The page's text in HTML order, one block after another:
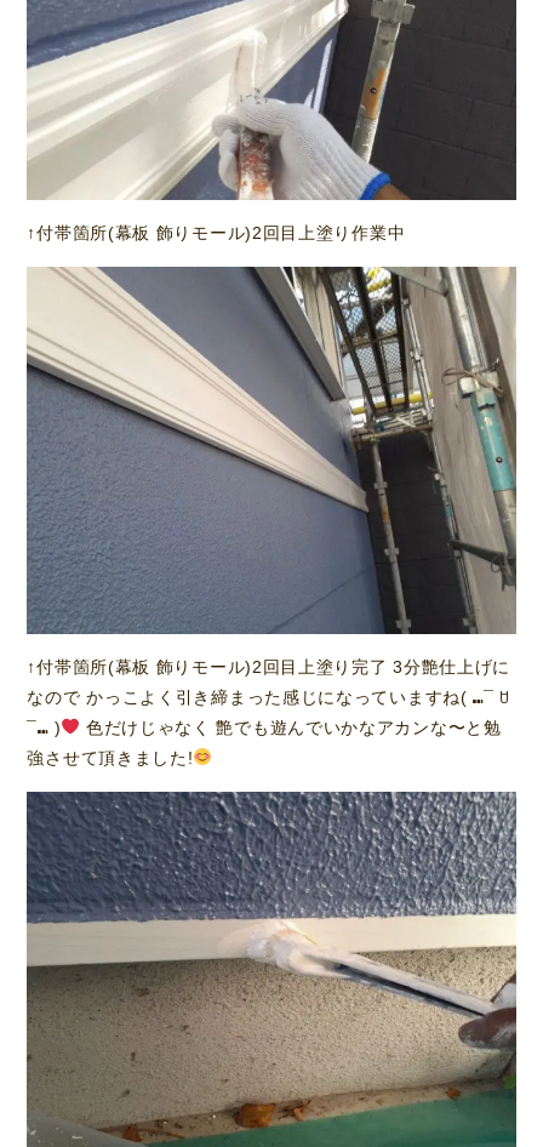
↑付帯箇所(幕板 飾りモール)2回目上塗り作業中
↑付帯箇所(幕板 飾りモール)2回目上塗り完了 3分艶仕上げに
なので かっこよく引き締まった感じになっていますね( ⑉¯ ꇴ
¯⑉ )
色だけじゃなく 艶でも遊んでいかなアカンな〜と勉
強させて頂きました!